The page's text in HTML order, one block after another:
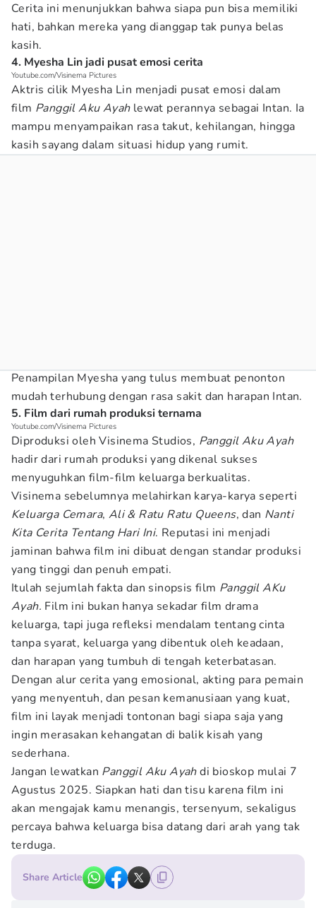
Cerita ini menunjukkan bahwa siapa pun bisa memiliki
hati, bahkan mereka yang dianggap tak punya belas
kasih.
4. Myesha Lin jadi pusat emosi cerita
Youtube.com/Visinema Pictures
Aktris cilik Myesha Lin menjadi pusat emosi dalam
film Panggil Aku Ayah lewat perannya sebagai Intan. Ia
mampu menyampaikan rasa takut, kehilangan, hingga
kasih sayang dalam situasi hidup yang rumit.
Penampilan Myesha yang tulus membuat penonton
mudah terhubung dengan rasa sakit dan harapan Intan.
5. Film dari rumah produksi ternama
Youtube.com/Visinema Pictures
Diproduksi oleh Visinema Studios, Panggil Aku Ayah
hadir dari rumah produksi yang dikenal sukses
menyuguhkan film-film keluarga berkualitas.
Visinema sebelumnya melahirkan karya-karya seperti
Keluarga Cemara, Ali & Ratu Ratu Queens, dan Nanti
Kita Cerita Tentang Hari Ini. Reputasi ini menjadi
jaminan bahwa film ini dibuat dengan standar produksi
yang tinggi dan penuh empati.
Itulah sejumlah fakta dan sinopsis film Panggil AKu
Ayah. Film ini bukan hanya sekadar film drama
keluarga, tapi juga refleksi mendalam tentang cinta
tanpa syarat, keluarga yang dibentuk oleh keadaan,
dan harapan yang tumbuh di tengah keterbatasan.
Dengan alur cerita yang emosional, akting para pemain
yang menyentuh, dan pesan kemanusiaan yang kuat,
film ini layak menjadi tontonan bagi siapa saja yang
ingin merasakan kehangatan di balik kisah yang
sederhana.
Jangan lewatkan Panggil Aku Ayahdi bioskop mulai 7
Agustus 2025. Siapkan hati dan tisu karena film ini
akan mengajak kamu menangis, tersenyum, sekaligus
percaya bahwa keluarga bisa datang dari arah yang tak
terduga.
Share Article